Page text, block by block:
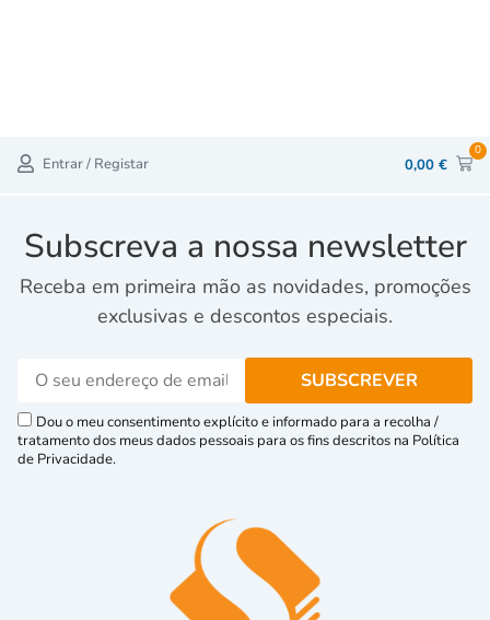
Entrar / Registar 0,00 €
0
Subscreva a nossa newsletter
Receba em primeira mão as novidades, promoções
exclusivas e descontos especiais.
Dou o meu consentimento explícito e informado para a recolha /
tratamento dos meus dados pessoais para os fins descritos na Política
de Privacidade.